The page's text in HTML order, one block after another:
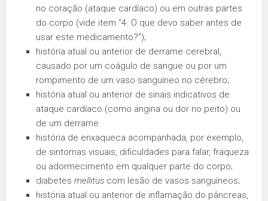
no coração (ataque cardíaco) ou em outras partes
do corpo (vide item “4. O que devo saber antes de
usar este medicamento?”);
história atual ou anterior de derrame cerebral,
causado por um coágulo de sangue ou por um
rompimento de um vaso sanguíneo no cérebro;
história atual ou anterior de sinais indicativos de
ataque cardíaco (como angina ou dor no peito) ou
de um derrame.
história de enxaqueca acompanhada, por exemplo,
de sintomas visuais, dificuldades para falar, fraqueza
ou adormecimento em qualquer parte do corpo;
diabetes mellitus com lesão de vasos sanguíneos;
história atual ou anterior de inflamação do pâncreas,